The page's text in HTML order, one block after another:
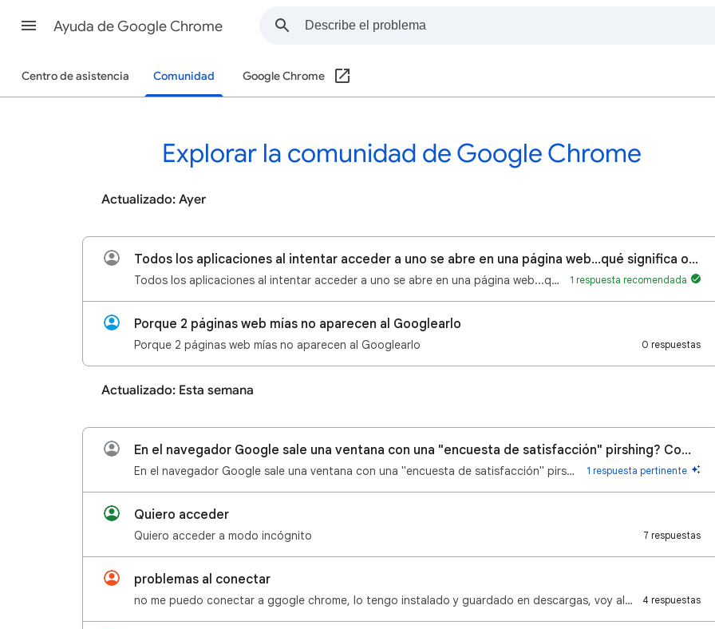
Ayuda de Google Chrome
Centro de asistencia Comunidad Google Chrome
Explorar la comunidad de Google Chrome
Actualizado: Ayer
Todos los aplicaciones al intentar acceder a uno se abre en una página web...qué significa o como se
Todos los aplicaciones al intentar acceder a uno se abre en una página web...qué significa o como se… 1 respuesta recomendada
Porque 2 páginas web mías no aparecen al Googlearlo
Porque 2 páginas web mías no aparecen al Googlearlo 0 respuestas
Actualizado: Esta semana
En el navegador Google sale una ventana con una "encuesta de satisfacción" pirshing? Como bloquear?
En el navegador Google sale una ventana con una "encuesta de satisfacción" pirshing? Como bloquear? 1 respuesta pertinente
Quiero acceder
Quiero acceder a modo incógnito 7 respuestas
problemas al conectar
no me puedo conectar a ggogle chrome, lo tengo instalado y guardado en descargas, voy al icono de gg… 4 respuestas